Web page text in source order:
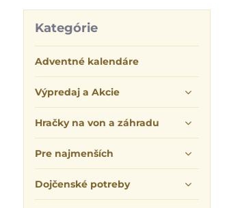
Kategórie
Adventné kalendáre
Výpredaj a Akcie
Hračky na von a záhradu
Pre najmenších
Dojčenské potreby